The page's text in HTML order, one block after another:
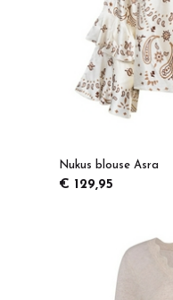
Nukus blouse Asra
€ 129,95